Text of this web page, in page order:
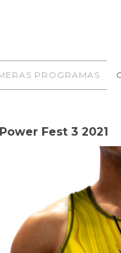
PROGRAMAS
Power Fest 3 2021